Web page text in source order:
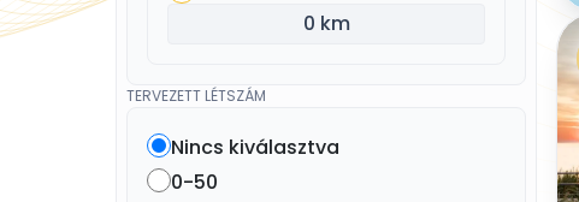
0 km
TERVEZETT LÉTSZÁM
Nincs kiválasztva
0-50